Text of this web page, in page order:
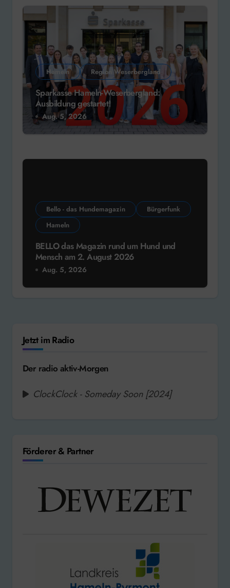
Hameln Region Weserbergland
Sparkasse Hameln-Weserbergland:
Ausbildung gestartet!
Aug. 5, 2026
Bello - das Hundemagazin
Bürgerfunk
Hameln
BELLO das Magazin rund um Hund und
Mensch am 2. August 2026
Aug. 5, 2026
Jetzt im Radio
Der radio aktiv-Morgen
ClockClock - Someday Soon [2024]
Förderer & Partner